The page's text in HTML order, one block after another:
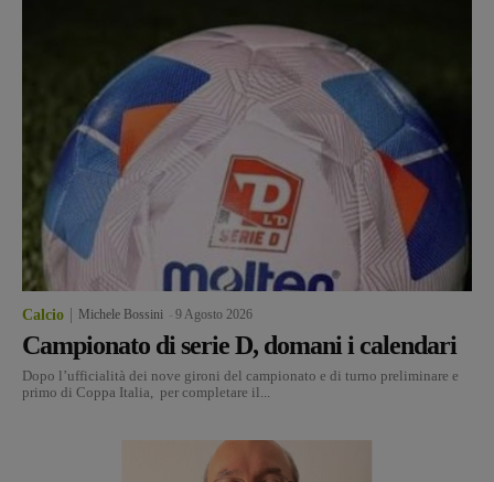
Calcio Michele Bossini 9 Agosto 2026
Campionato di serie D, domani i calendari
Dopo l’ufficialità dei nove gironi del campionato e di turno preliminare e
primo di Coppa Italia, per completare il...